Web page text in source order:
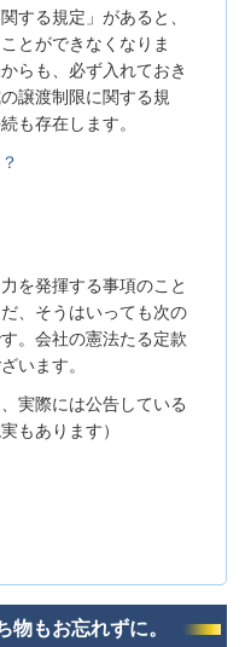
する規定」があると、
とができなくなりま
らも、必ず入れておき
譲渡制限に関する規
も存在します。
を発揮する事項のこと
、そうはいっても次の
。会社の憲法たる定款
います。
実際には公告している
もあります）
物もお忘れずに。